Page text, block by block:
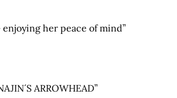
enjoying her peace of mind”
ARROWHEAD”